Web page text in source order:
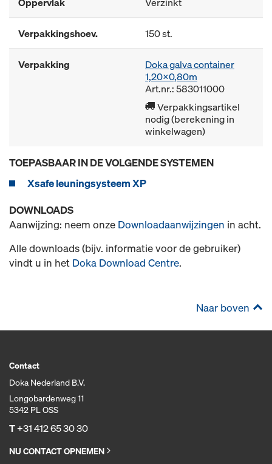
Verpakkingshoev. 150 st.
Verpakking
Doka galva container
1,20x0,80m
Art.nr.: 583011000
Verpakkingsartikel
nodig (berekening in
winkelwagen)
TOEPASBAAR IN DE VOLGENDE SYSTEMEN
Xsafe leuningsysteem XP
DOWNLOADS
Aanwijzing: neem onze Downloadaanwijzingen in acht.
Alle downloads (bijv. informatie voor de gebruiker)
vindt u in het Doka Download Centre.
Naar boven
Contact
Doka Nederland B.V.
Longobardenweg 11
5342 PL OSS
T+31 412 65 30 30
NU CONTACT OPNEMEN